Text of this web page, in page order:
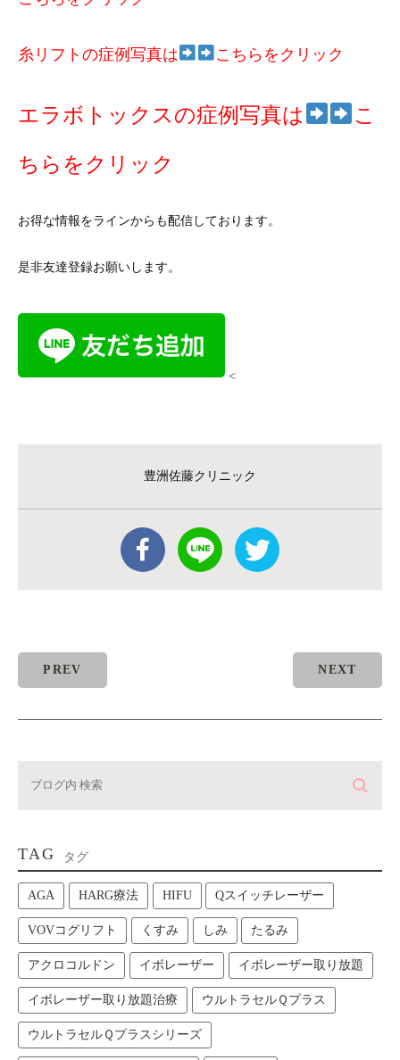
糸リフトの症例写真は こちらをクリック
エラボトックスの症例写真は こ
ちらをクリック
お得な情報をラインからも配信しております。
是非友達登録お願いします。
<
豊洲佐藤クリニック
PREV NEXT
TAG タグ
AGA HARG療法 HIFU Qスイッチレーザー
VOVコグリフト くすみ しみ たるみ
アクロコルドン イボレーザー イボレーザー取り放題
イボレーザー取り放題治療 ウルトラセルＱプラス
ウルトラセルＱプラスシリーズ